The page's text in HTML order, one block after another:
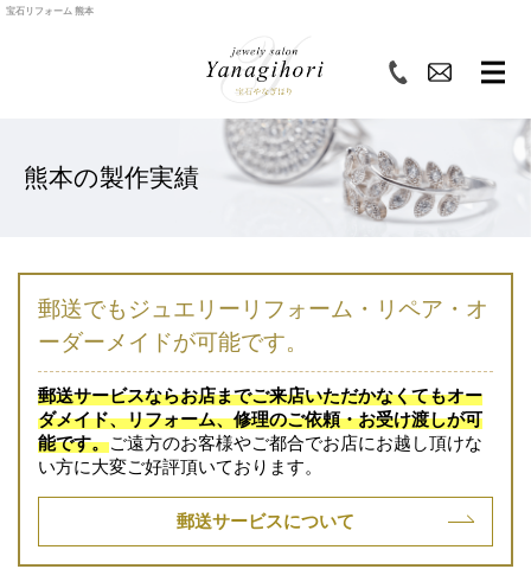
宝石リフォーム 熊本
熊本の製作実績
郵送でもジュエリーリフォーム・リペア・オ
ーダーメイドが可能です。
郵送サービスならお店までご来店いただかなくてもオー
ダメイド、リフォーム、修理のご依頼・お受け渡しが可
能です。ご遠方のお客様やご都合でお店にお越し頂けな
い方に大変ご好評頂いております。
郵送サービスについて